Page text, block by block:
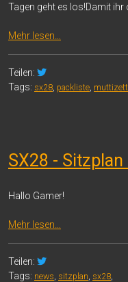
Tagen geht es los!Damit ihr
Mehr lesen…
Teilen:
Tags: sx28, packliste,
SX28 -
Hallo Gamer!
Mehr lesen…
Teilen:
Tags: news, sitzplan, sx28,